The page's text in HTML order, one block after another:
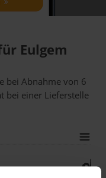
Eulgem
bei Abnahmevon 6
bei einer Lieferstelle